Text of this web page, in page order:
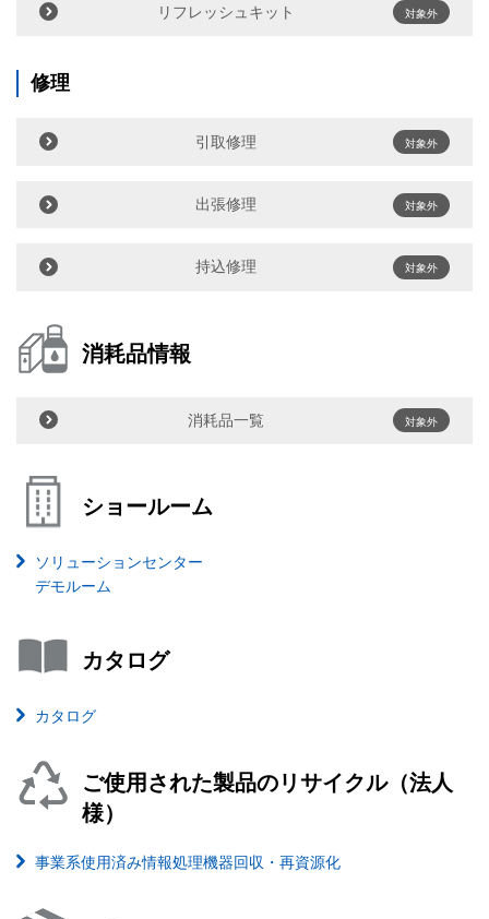
リフレッシュキット 対象外
修理
引取修理 対象外
出張修理 対象外
持込修理 対象外
消耗品情報
消耗品一覧 対象外
ショールーム
ソリューションセンター
デモルーム
カタログ
カタログ
ご使用された製品のリサイクル（法人
様）
事業系使用済み情報処理機器回収・再資源化